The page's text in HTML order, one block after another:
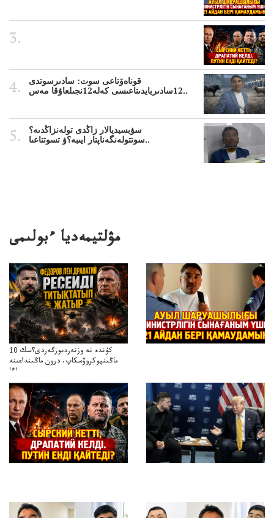
قوناەۆتاعى سوت: سادىرسوتدى
12سادىربايدىتاعىسى كەلە12نجىلعاۇقا مەس..
سۋبسيديالار زاڭدى تولەنزاڭدىە؟
سوتتولەنگەناپتار ايىبە؟ۋ تسوتتاعىا..
مۋلتيمەديا ءبولىمى
10 كۇندە نە وزنەردىوزگەردى؟سك
ماڭىنپوكروۆسكاپ، درون ماڭىنداعىنە
جاڭا
باقاساپباسشىنىدرونكتيكاسوعىسىجانەجاڭاباسقولباسشىنىڭتاكتيكاسى